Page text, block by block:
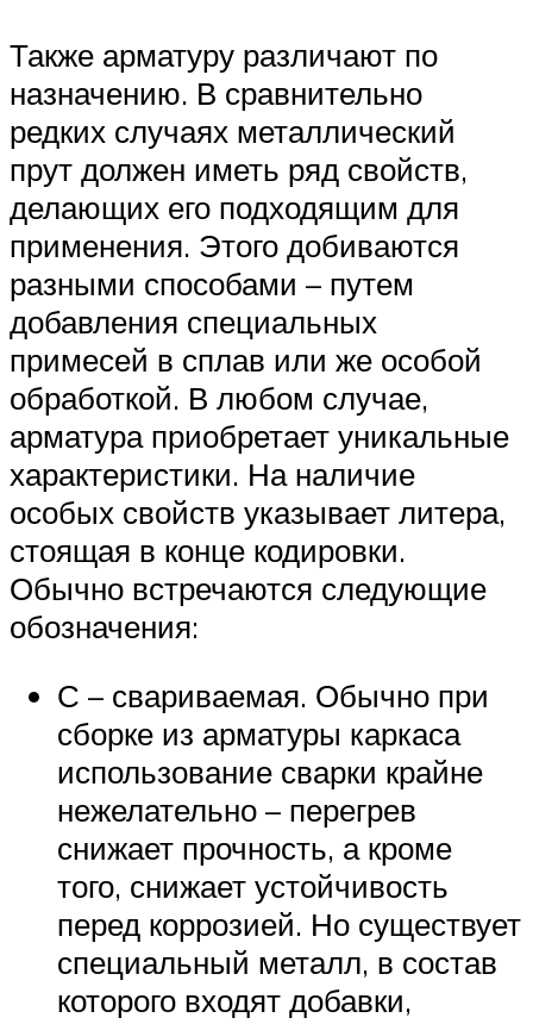
Также арматуру различают по
назначению. В сравнительно
редких случаях металлический
прут должен иметь ряд свойств,
делающих его подходящим для
применения. Этого добиваются
разными способами – путем
добавления специальных
примесей в сплав или же особой
обработкой. В любом случае,
арматура приобретает уникальные
характеристики. На наличие
особых свойств указывает литера,
стоящая в конце кодировки.
Обычно встречаются следующие
обозначения:
С – свариваемая. Обычно при
сборке из арматуры каркаса
использование сварки крайне
нежелательно – перегрев
снижает прочность, а кроме
того, снижает устойчивость
перед коррозией. Но существует
специальный металл, в состав
которого входят добавки,